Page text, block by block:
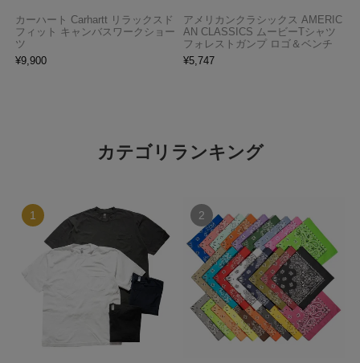
カーハート Carhartt リラックスド
フィット キャンバスワークショー
ツ
¥9,900
アメリカンクラシックス AMERIC
AN CLASSICS ムービーTシャツ
フォレストガンプ ロゴ＆ベンチ
¥5,747
カテゴリランキング